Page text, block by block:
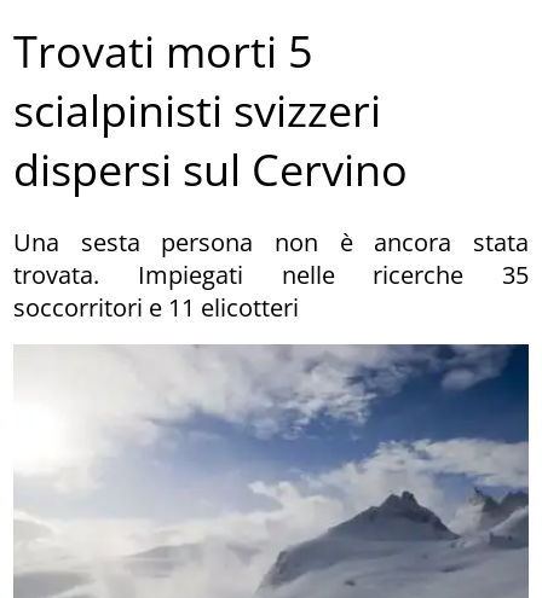
Trovati morti 5
scialpinisti svizzeri
dispersi sul Cervino
Una sesta persona non è ancora stata
trovata. Impiegati nelle ricerche 35
soccorritori e 11 elicotteri